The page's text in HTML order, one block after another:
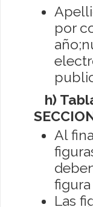
por
h)
Al
Las